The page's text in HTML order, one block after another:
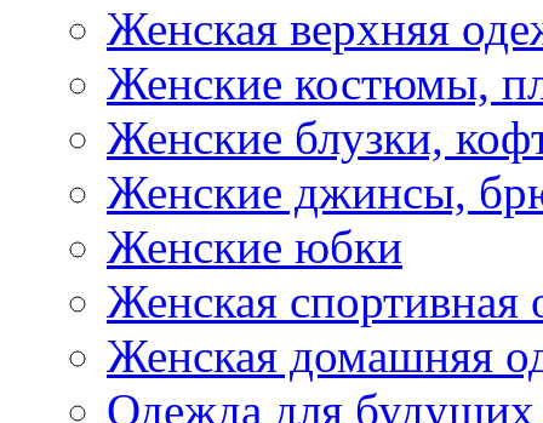
Женская верхняя
Женские костюмы,
Женские блузки,
Женские джинсы,
Женские юбки
Женская спортивная
Женская домашняя
Одежда для